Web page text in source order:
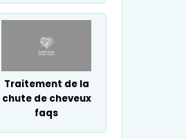
Traitement de la
chute de cheveux
faqs